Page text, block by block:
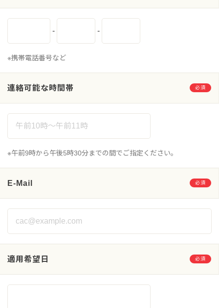
- -
※携帯電話番号など
連絡可能な時間帯 必須
※午前9時から午後5時30分までの間でご指定ください。
E-Mail 必須
適用希望日 必須